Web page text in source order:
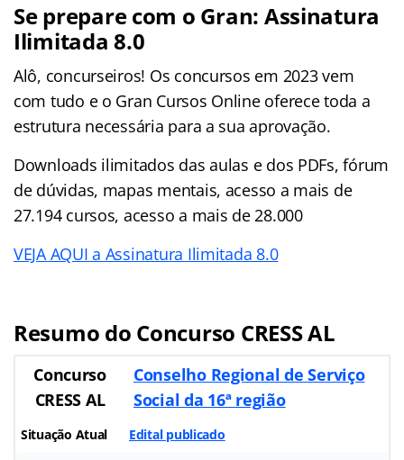
Se prepare com o Gran: Assinatura
Ilimitada 8.0
Alô, concurseiros! Os concursos em 2023 vem
com tudo e o Gran Cursos Online oferece toda a
estrutura necessária para a sua aprovação.
Downloads ilimitados das aulas e dos PDFs, fórum
de dúvidas, mapas mentais, acesso a mais de
27.194 cursos, acesso a mais de 28.000
VEJA AQUI a Assinatura Ilimitada 8.0
Resumo do Concurso CRESS AL
Concurso
CRESS AL
Conselho Regional de Serviço
Social da 16ª região
Situação Atual Edital publicado